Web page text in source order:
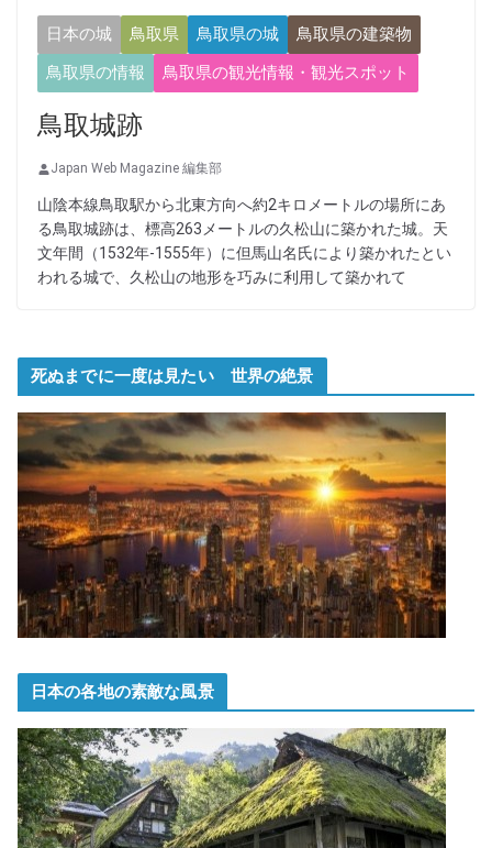
日本の城 鳥取県 鳥取県の城
鳥取県の建築物
鳥取県の情報
鳥取県の観光情報・観光スポット
鳥取城跡
Japan Web Magazine 編集部
山陰本線鳥取駅から北東方向へ約2キロメートルの場所にあ
る鳥取城跡は、標高263メートルの久松山に築かれた城。天
文年間（1532年-1555年）に但馬山名氏により築かれたとい
われる城で、久松山の地形を巧みに利用して築かれて
死ぬまでに一度は見たい 世界の絶景
日本の各地の素敵な風景